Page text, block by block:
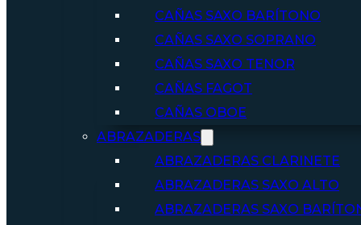
CAÑAS SAXO BARÍTONO
CAÑAS SAXO SOPRANO
CAÑAS SAXO TENOR
CAÑAS FAGOT
CAÑAS OBOE
ABRAZADERAS
ABRAZADERAS CLARINETE
ABRAZADERAS SAXO ALTO
ABRAZADERAS SAXO